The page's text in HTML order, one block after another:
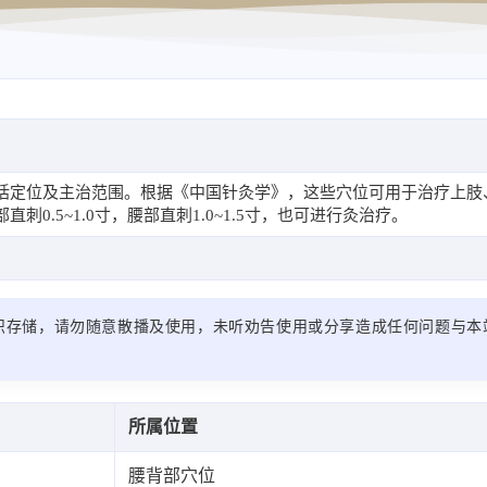
位及主治范围。根据《中国针灸学》，这些穴位可用于治疗上肢
刺0.5~1.0寸，腰部直刺1.0~1.5寸，也可进行灸治疗。
储，请勿随意散播及使用，未听劝告使用或分享造成任何问题与本
所属位置
腰背部穴位